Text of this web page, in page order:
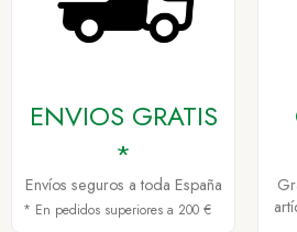
ENVIOS GRATIS
*
Envíos seguros a toda España
* En pedidos superiores a 200 €